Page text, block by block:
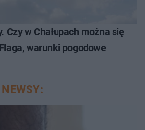
Czy w Chałupach można się
warunki pogodowe